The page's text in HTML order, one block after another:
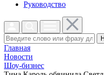
Руководство
Главная
Новости
Шоу-бизнес